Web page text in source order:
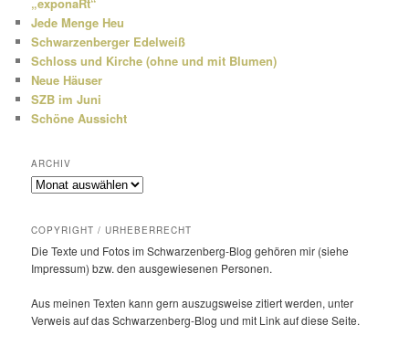
Jede Menge Heu
Schwarzenberger Edelweiß
Schloss und Kirche (ohne und mit Blumen)
Neue Häuser
SZB im Juni
Schöne Aussicht
ARCHIV
Archiv
COPYRIGHT / URHEBERRECHT
Die Texte und Fotos im Schwarzenberg-Blog gehören mir (siehe
Impressum) bzw. den ausge­wie­senen Personen.
Aus meinen Texten kann gern auszugs­weise zitiert werden, unter
Verweis auf das Schwarzenberg-Blog und mit Link auf diese Seite.